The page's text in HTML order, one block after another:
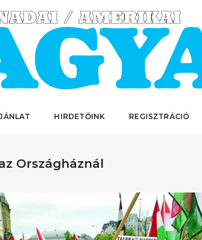
HIRDETŐINK REGISZTRÁCIÓ
Országháznál